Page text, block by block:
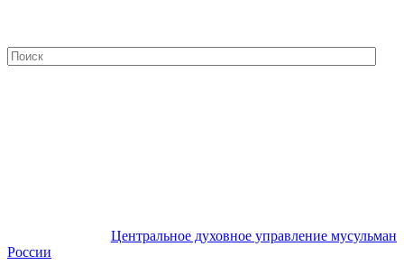
Центральное духовное управление мусульман
России